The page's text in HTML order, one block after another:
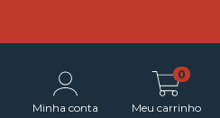
Minha conta Meu carrinho
0